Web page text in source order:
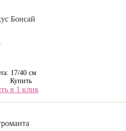
Бонсай
17/40 см
Купить
в 1 клик